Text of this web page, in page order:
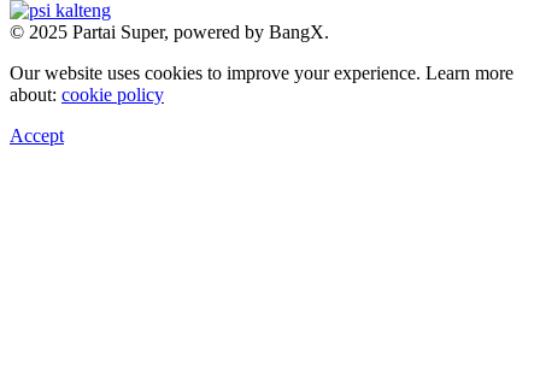
© 2025 Partai Super, powered by BangX.
Our website uses cookies to improve your experience. Learn more
about: cookie policy
Accept